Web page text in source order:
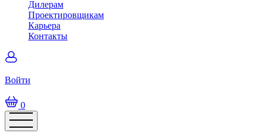
Дилерам
Проектировщикам
Карьера
Контакты
Войти
0